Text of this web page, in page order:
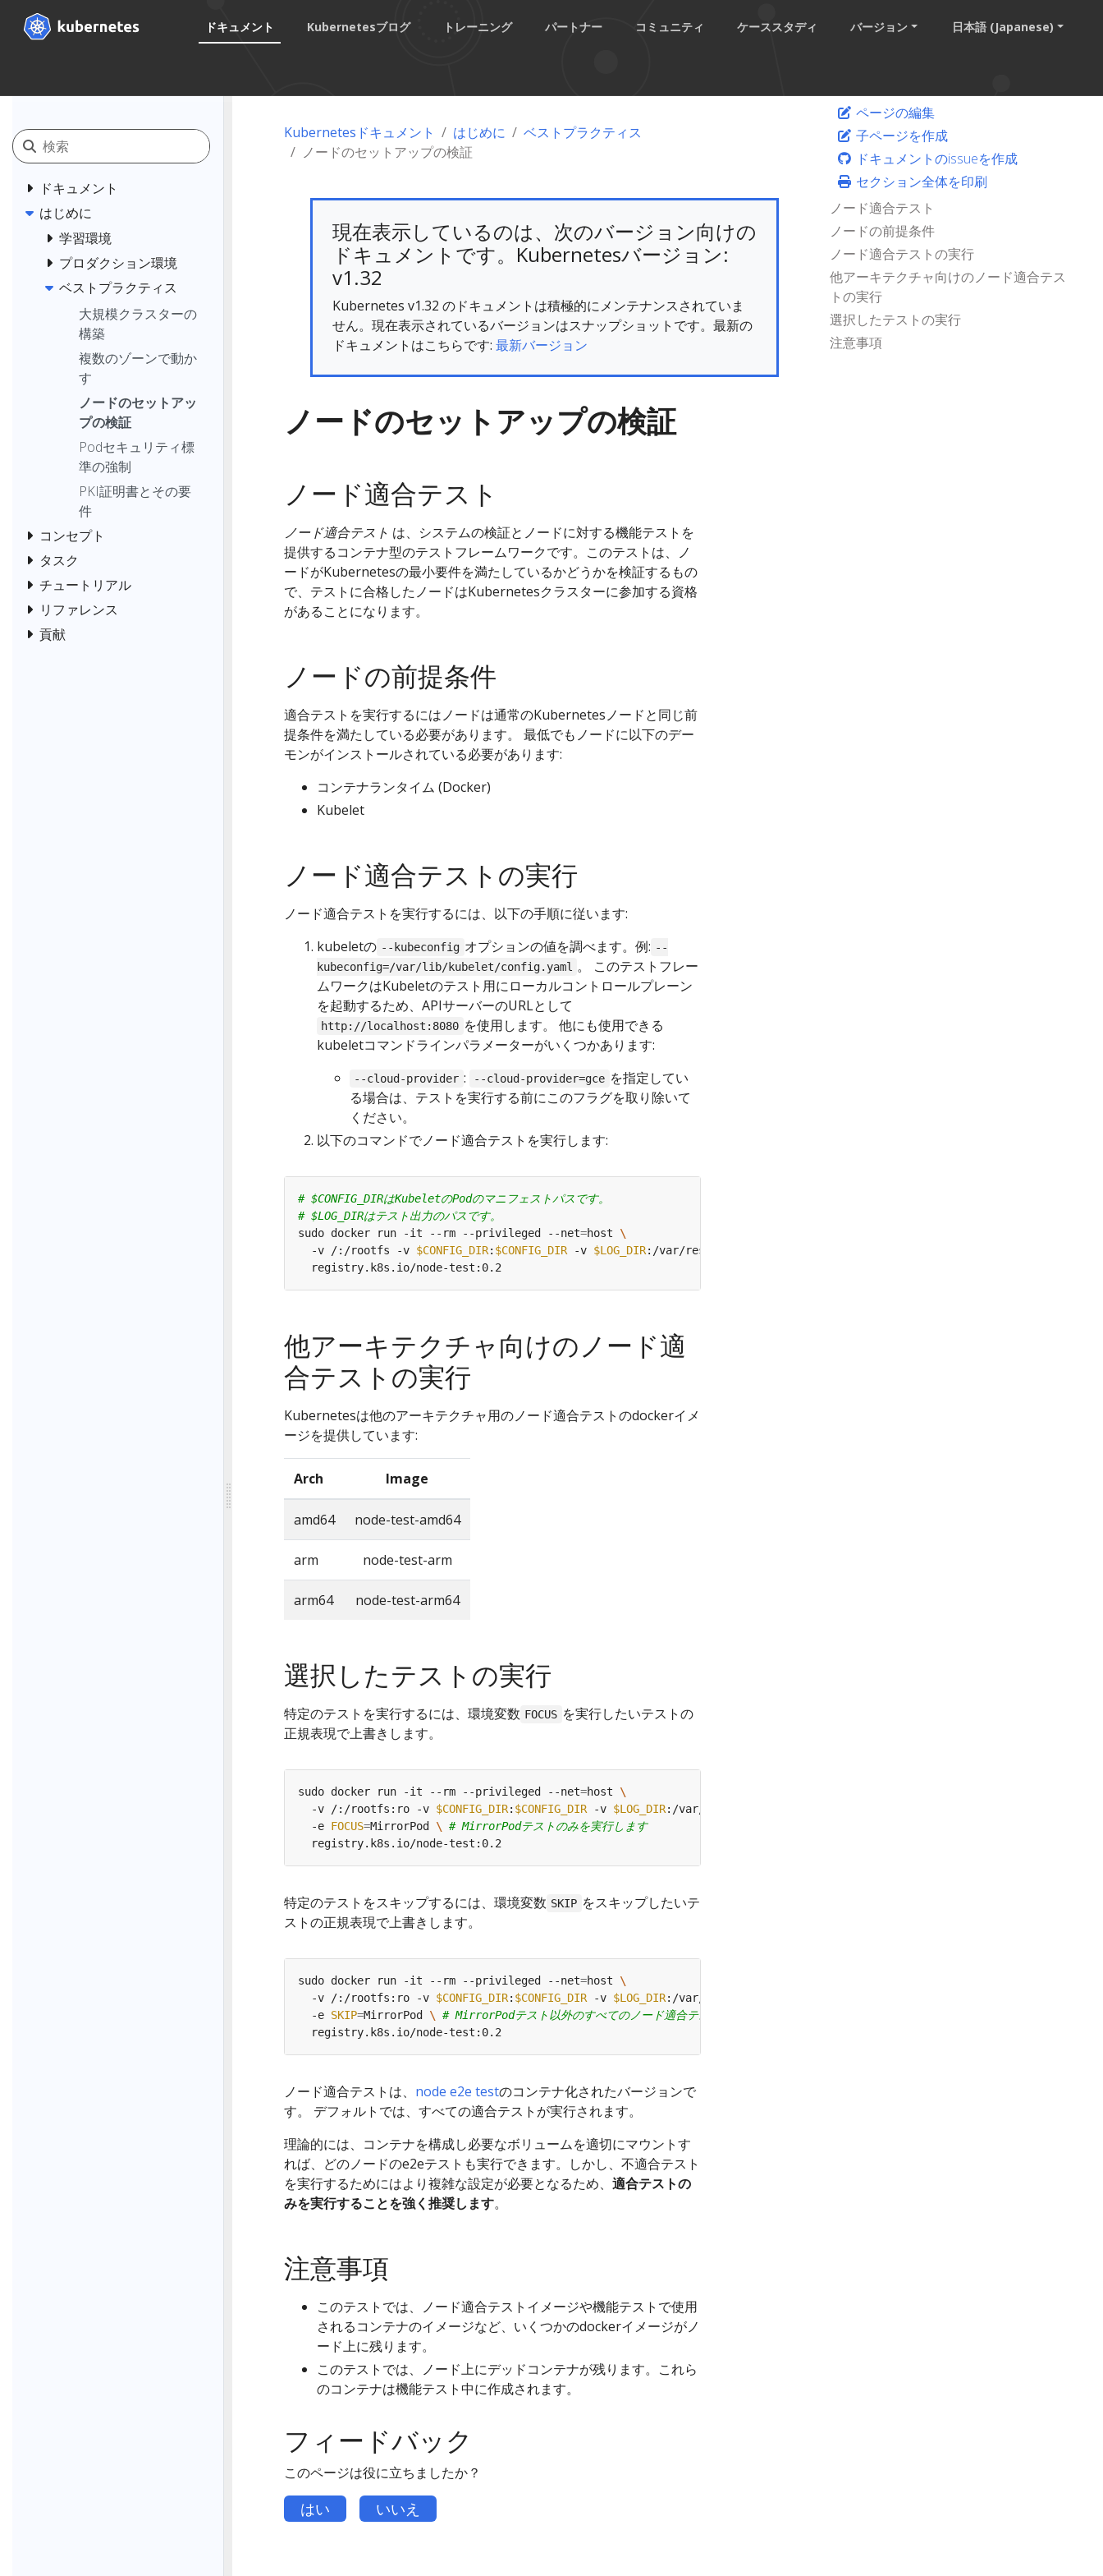
ドキュメント Kubernetesブログ トレーニング パートナー コミュニティ ケーススタディ バージョン 日本語 (Japanese)
ドキュメント
はじめに
学習環境
プロダクション環境
ベストプラクティス
大規模クラスターの
構築
複数のゾーンで動か
す
ノードのセットアッ
プの検証
Podセキュリティ標
準の強制
PKI証明書とその要
件
コンセプト
タスク
チュートリアル
リファレンス
貢献
Kubernetesドキュメント はじめに
ベストプラクティス
ノードのセットアップの検証
現在表示しているのは、次のバージョン向けの
ドキュメントです。Kubernetesバージョン:
v1.32
Kubernetes v1.32 のドキュメントは積極的にメンテナンスされていま
せん。現在表示されているバージョンはスナップショットです。最新の
ドキュメントはこちらです: 最新バージョン
ノードのセットアップの検証
ノード適合テスト
ノード適合テスト は、システムの検証とノードに対する機能テストを
提供するコンテナ型のテストフレームワークです。このテストは、ノ
ードがKubernetesの最小要件を満たしているかどうかを検証するもの
で、テストに合格したノードはKubernetesクラスターに参加する資格
があることになります。
ノードの前提条件
適合テストを実行するにはノードは通常のKubernetesノードと同じ前
提条件を満たしている必要があります。 最低でもノードに以下のデー
モンがインストールされている必要があります:
コンテナランタイム (Docker)
Kubelet
ノード適合テストの実行
ノード適合テストを実行するには、以下の手順に従います:
kubeletの --kubeconfig オプションの値を調べます。例: --
kubeconfig=/var/lib/kubelet/config.yaml 。 このテストフレー
ムワークはKubeletのテスト用にローカルコントロールプレーン
を起動するため、APIサーバーのURLとして
http://localhost:8080 を使用します。 他にも使用できる
kubeletコマンドラインパラメーターがいくつかあります:
--cloud-provider : --cloud-provider=gce を指定してい
る場合は、テストを実行する前にこのフラグを取り除いて
ください。
以下のコマンドでノード適合テストを実行します:
# $CONFIG_DIRはKubeletのPodのマニフェストパスです。
# $LOG_DIRはテスト出力のパスです。
sudo docker run -it --rm --privileged --net=host
  -v /:/rootfs -v
$CONFIG_DIR: $CONFIG_DIR -v $LOG_DIR:/var/result
他アーキテクチャ向けのノード適
合テストの実行
Kubernetesは他のアーキテクチャ用のノード適合テストのdockerイメ
ージを提供しています:
Arch Image
amd64 node-test-amd64
arm node-test-arm
arm64 node-test-arm64
選択したテストの実行
特定のテストを実行するには、環境変数 FOCUS を実行したいテストの
正規表現で上書きします。
sudo docker run -it --rm --privileged --net=host
  -v /:/rootfs:ro -v
$CONFIG_DIR: $CONFIG_DIR -v $LOG_DIR:/var/result
  -e
FOCUS=MirrorPod \ # MirrorPodテストのみを実行します
特定のテストをスキップするには、環境変数 SKIP をスキップしたいテ
ストの正規表現で上書きします。
sudo docker run -it --rm --privileged --net=host
  -v /:/rootfs:ro -v
$CONFIG_DIR: $CONFIG_DIR -v $LOG_DIR:/var/result
  -e
SKIP=MirrorPod \ # MirrorPodテスト以外のすべてのノード適合テストを実行します
ノード適合テストは、 node e2e testのコンテナ化されたバージョンで
す。 デフォルトでは、すべての適合テストが実行されます。
理論的には、コンテナを構成し必要なボリュームを適切にマウントす
れば、どのノードのe2eテストも実行できます。しかし、不適合テスト
を実行するためにはより複雑な設定が必要となるため、 適合テストの
みを実行することを強く推奨します。
注意事項
このテストでは、ノード適合テストイメージや機能テストで使用
されるコンテナのイメージなど、いくつかのdockerイメージがノ
ード上に残ります。
このテストでは、ノード上にデッドコンテナが残ります。これら
のコンテナは機能テスト中に作成されます。
フィードバック
このページは役に立ちましたか？
はい いいえ
ページの編集
子ページを作成
ドキュメントのissueを作成
セクション全体を印刷
ノード適合テスト
ノードの前提条件
ノード適合テストの実行
他アーキテクチャ向けのノード適合テス
トの実行
選択したテストの実行
注意事項